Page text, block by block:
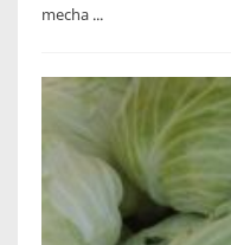
mecha ...